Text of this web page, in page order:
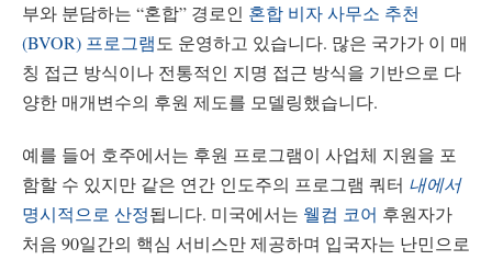
부와 분담하는 “혼합” 경로인 혼합 비자 사무소 추천
(BVOR) 프로그램도 운영하고 있습니다. 많은 국가가 이 매
칭 접근 방식이나 전통적인 지명 접근 방식을 기반으로 다
양한 매개변수의 후원 제도를 모델링했습니다.
예를 들어 호주에서는 후원 프로그램이 사업체 지원을 포
함할 수 있지만 같은 연간 인도주의 프로그램 쿼터 내에서
명시적으로 산정됩니다. 미국에서는 웰컴 코어 후원자가
처음 90일간의 핵심 서비스만 제공하며 입국자는 난민으로